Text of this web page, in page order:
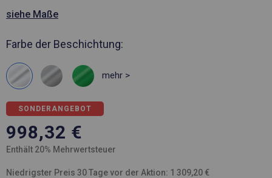
siehe Maße
Farbe der Beschichtung:
mehr >
SONDERANGEBOT
998,32 €
Enthält 20% Mehrwertsteuer
Niedrigster Preis 30 Tage vor der Aktion: 1 309,20 €